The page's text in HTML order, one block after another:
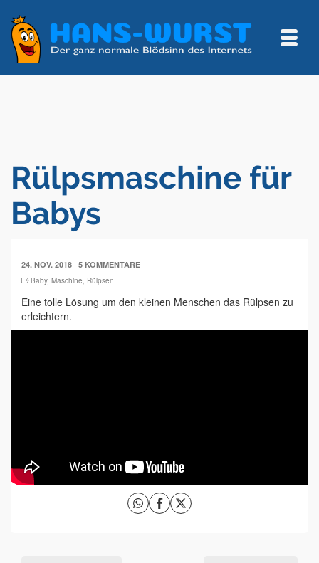
Rülpsmaschine für
Babys
24. NOV. 2018 | 5 KOMMENTARE
Baby, Maschine, Rülpsen
Eine tolle Lösung um den kleinen Menschen das Rülpsen zu
erleichtern.